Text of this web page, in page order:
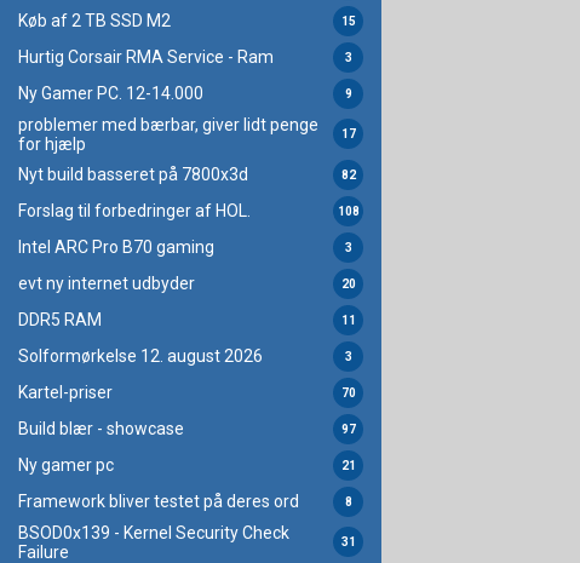
Køb af 2 TB SSD M2 15
Hurtig Corsair RMA Service - Ram 3
Ny Gamer PC. 12-14.000 9
problemer med bærbar, giver lidt penge
for hjælp
17
Nyt build basseret på 7800x3d 82
Forslag til forbedringer af HOL. 108
Intel ARC Pro B70 gaming 3
evt ny internet udbyder 20
DDR5 RAM 11
Solformørkelse 12. august 2026 3
Kartel-priser 70
Build blær - showcase 97
Ny gamer pc 21
Framework bliver testet på deres ord 8
BSOD0x139 - Kernel Security Check
Failure
31